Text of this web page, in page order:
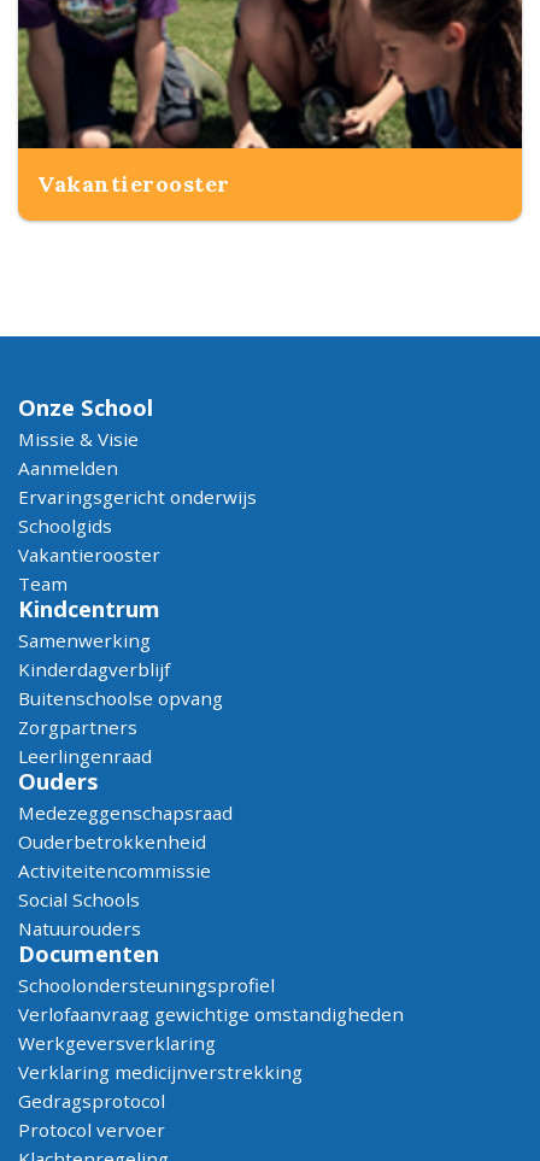
Vakantierooster
Onze School
Missie & Visie
Aanmelden
Ervaringsgericht onderwijs
Schoolgids
Vakantierooster
Team
Kindcentrum
Samenwerking
Kinderdagverblijf
Buitenschoolse opvang
Zorgpartners
Leerlingenraad
Ouders
Medezeggenschapsraad
Ouderbetrokkenheid
Activiteitencommissie
Social Schools
Natuurouders
Documenten
Schoolondersteuningsprofiel
Verlofaanvraag gewichtige omstandigheden
Werkgeversverklaring
Verklaring medicijnverstrekking
Gedragsprotocol
Protocol vervoer